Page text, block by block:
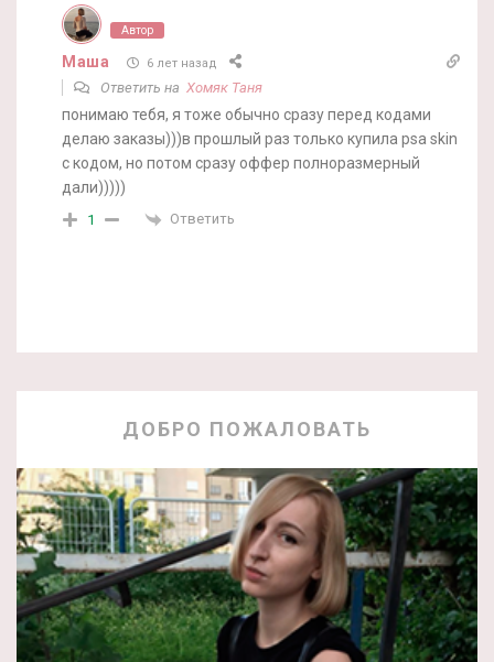
Автор
Маша 6 лет назад
Ответить на Хомяк Таня
понимаю тебя, я тоже обычно сразу перед кодами
делаю заказы)))в прошлый раз только купила psa skin
с кодом, но потом сразу оффер полноразмерный
дали)))))
1 Ответить
ДОБРО ПОЖАЛОВАТЬ